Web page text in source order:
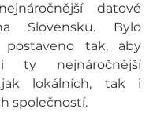
datové
Slovensku. Bylo
postaveno tak, aby
ty nejnáročnější
jak lokálních, tak i
společností.